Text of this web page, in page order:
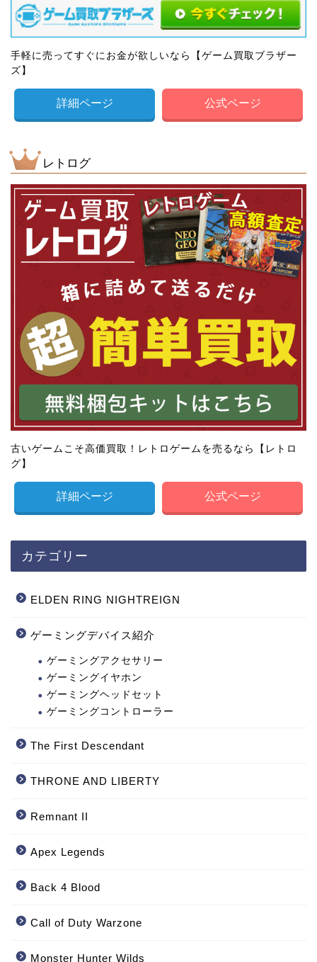
手軽に売ってすぐにお金が欲しいなら【ゲーム買取ブラザー
ズ】
詳細ページ 公式ページ
レトログ
古いゲームこそ高価買取！レトロゲームを売るなら【レトロ
グ】
詳細ページ 公式ページ
カテゴリー
ELDEN RING NIGHTREIGN
ゲーミングデバイス紹介
ゲーミングアクセサリー
ゲーミングイヤホン
ゲーミングヘッドセット
ゲーミングコントローラー
The First Descendant
THRONE AND LIBERTY
Remnant II
Apex Legends
Back 4 Blood
Call of Duty Warzone
‎Monster Hunter Wilds